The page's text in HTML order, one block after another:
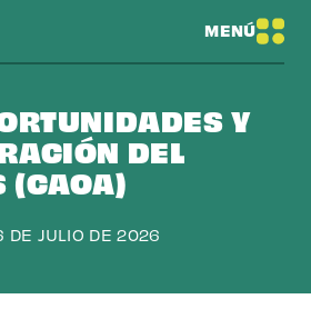
MENÚ
Y
DEL
(CAOA)
DE JULIO DE 2026